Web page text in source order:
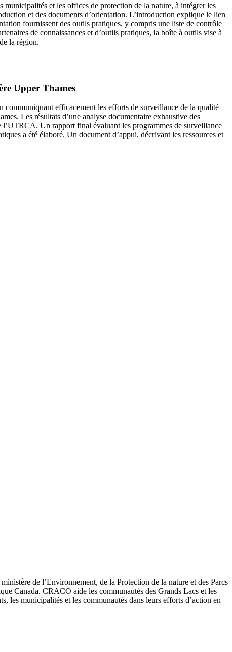
municipalités et les offices de protection de la nature, à intégrer les
et des documents d’orientation. L’introduction explique le lien
fournissent des outils pratiques, y compris une liste de contrôle
de connaissances et d’outils pratiques, la boîte à outils vise à
la région.
Upper Thames
efficacement les efforts de surveillance de la qualité
Les résultats d’une analyse documentaire exhaustive des
l’UTRCA. Un rapport final évaluant les programmes de surveillance
a été élaboré. Un document d’appui, décrivant les ressources et
de l’Environnement, de la Protection de la nature et des Parcs
Canada. CRACO aide les communautés des Grands Lacs et les
les municipalités et les communautés dans leurs efforts d’action en